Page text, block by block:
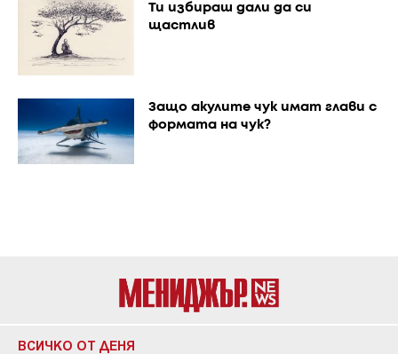
Ти избираш дали да си
щастлив
Защо акулите чук имат глави с
формата на чук?
ВСИЧКО ОТ ДЕНЯ